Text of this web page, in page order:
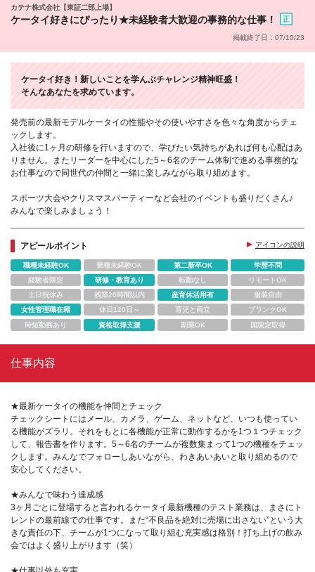
カテナ株式会社【東証二部上場】
ケータイ好きにぴったり★未経験者大歓迎の事務的な仕事！
掲載終了日：07/10/23
ケータイ好き！新しいことを学んぶチャレンジ精神旺盛！
そんなあなたを求めています。
発売前の最新モデルケータイの性能やその使いやすさを色々な角度からチェ
ックします。
入社後に1ヶ月の研修を行いますので、学びたい気持ちがあれば何も心配はあ
りません。またリーダーを中心にした5～6名のチーム体制で進める事務的な
お仕事なので同世代の仲間と一緒に楽しみながら取り組めます。
スポーツ大会やクリスマスパーティーなど会社のイベントも盛りだくさん♪
みんなで楽しみましょう！
アピールポイント アイコンの説明
職種未経験OK 業種未経験OK 第二新卒OK
学歴不問
経験者限定
研修・教育あり 転勤なし
リモートOK
土日祝休み
残業20時間以内 産育休活用有
服装自由
女性管理職在籍
休日120日～ 育児と両立
ブランクOK
時短勤務あり
資格取得支援 副業OK 国認定取得
仕事内容
★最新ケータイの機能を仲間とチェック
チェックシートにはメール、カメラ、ゲーム、ネットなど、いつも使ってい
る機能がズラリ。それをもとに各機能が正常に動作するかを1つ１つチェック
して、報告書を作ります。5～6名のチームが複数集まって1つの機種をチェッ
クします。みんなでフォローしあいながら、わきあいあいと取り組めるので
安心してください。
★みんなで味わう達成感
3ヶ月ごとに登場すると言われるケータイ最新機種のテスト業務は、まさにト
レンドの最前線での仕事です。また“不良品を絶対に売場に出さない”という大
きな責任の下、チームが1つになって取り組む充実感は格別！打ち上げの飲み
会ではよく盛り上がります（笑）